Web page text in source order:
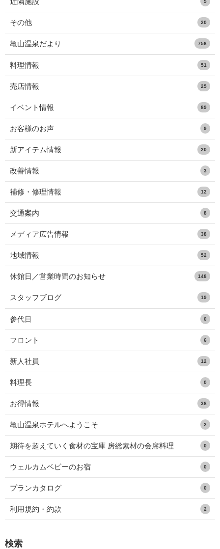
5
その他 20
亀山温泉だより 756
料理情報 51
売店情報 25
イベント情報 89
お客様のお声 9
新アイテム情報 20
改善情報 3
補修・修理情報 12
交通案内 8
メディア広告情報 38
地域情報 52
休館日／営業時間のお知らせ 148
スタッフブログ 19
参代目 0
フロント 6
新人社員 12
料理長 0
お得情報 38
亀山温泉ホテルへようこそ 2
期待を超えていく食材の宝庫 房総素材の会席料理 0
ウェルカムベビーのお宿 0
プランカタログ 0
利用規約・約款 2
検索